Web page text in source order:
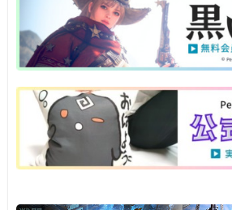
e
n
a
e c
b
o
o
k
er
e
st
er
n
ot
e